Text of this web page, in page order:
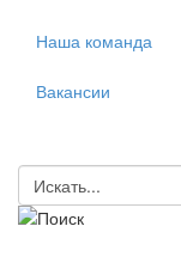
Наша команда
Вакансии